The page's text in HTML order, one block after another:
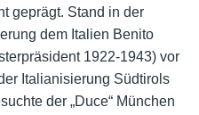
geprägt. Stand in der
dem Italien Benito
1922-1943) vor
Italianisierung Südtirols
der „Duce“ München